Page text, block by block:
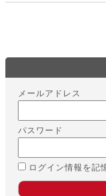
メールアドレス
パスワード
ログイン情報を記